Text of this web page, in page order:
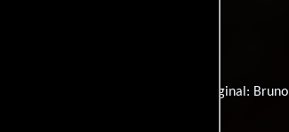
Título original: Bruno